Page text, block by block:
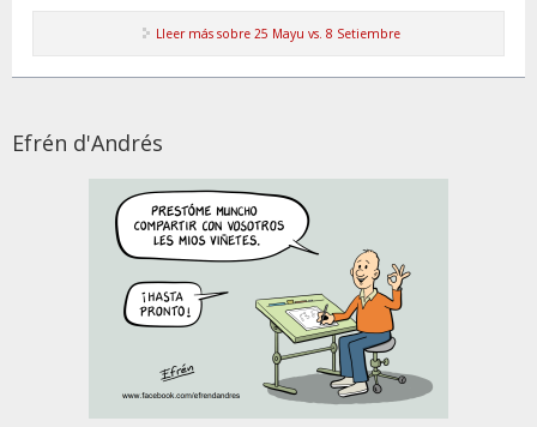
Lleer mássobre 25 Mayu vs. 8 Setiembre
Efrén d'Andrés